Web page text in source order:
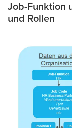
Job-Funktion
und Rollen